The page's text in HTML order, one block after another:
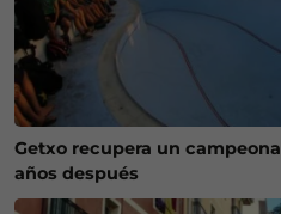
Getxo recupera un
años después